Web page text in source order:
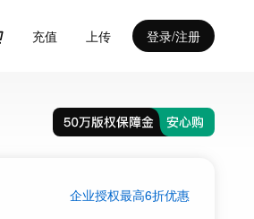
充值 上传 登录/注册
企业授权最高6折优惠